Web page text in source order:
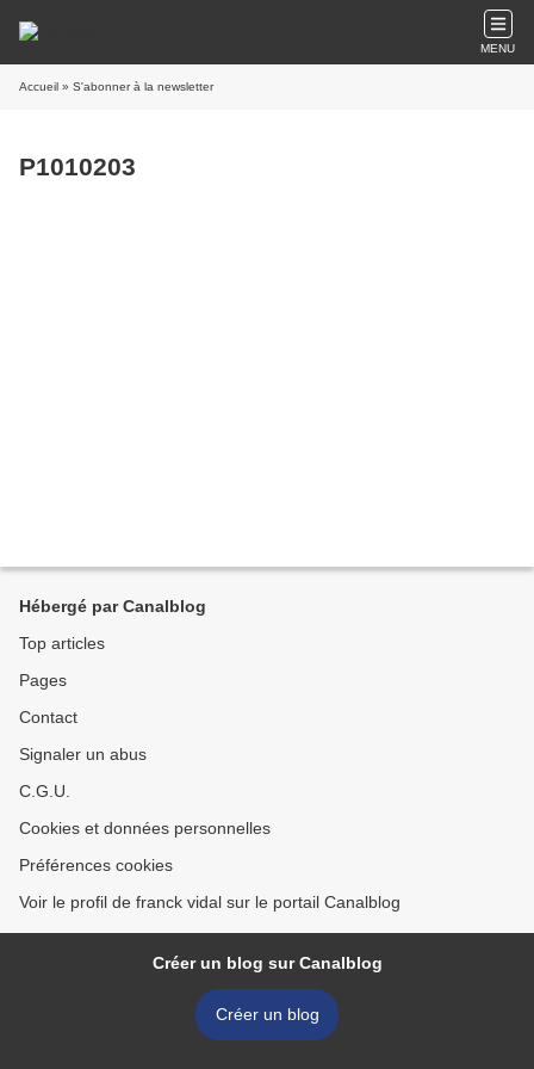
MENU
Accueil » S'abonner à la newsletter
P1010203
Hébergé par Canalblog
Top articles
Pages
Contact
Signaler un abus
C.G.U.
Cookies et données personnelles
Préférences cookies
Voir le profil de franck vidal sur le portail Canalblog
Créer un blog sur Canalblog
Créer un blog